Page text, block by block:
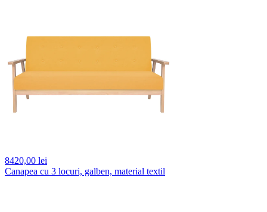
8420,00 lei
Canapea cu 3 locuri, galben, material textil